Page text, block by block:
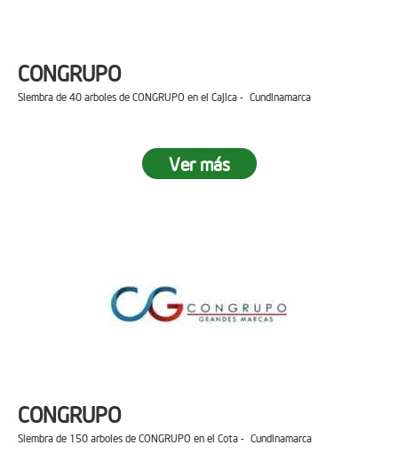
CONGRUPO
Siembra de 40 arboles de CONGRUPO en el Cajica - Cundinamarca
Ver más
CONGRUPO
Siembra de 150 arboles de CONGRUPO en el Cota - Cundinamarca